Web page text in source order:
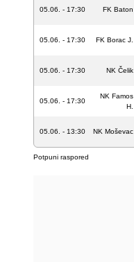
05.06. - 17:30 FK Baton
05.06. - 17:30 FK Borac J.
05.06. - 17:30 NK Čelik
05.06. - 17:30
NK Famos
H.
05.06. - 13:30 NK Moševac
Potpuni raspored